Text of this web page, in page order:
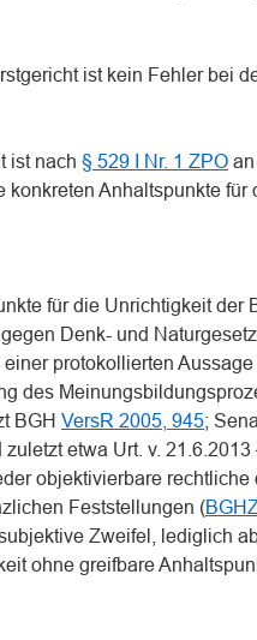
ist kein Fehler bei
ist nach § 529 I Nr. 1 ZPO
konkreten Anhaltspunkte
für die Unrichtigkeit der
Denk- und
protokollierten
des
BGH VersR 2005, 945;
zuletzt etwa Urt. v. 21.6.2013
objektivierbare
Feststellungen (
Zweifel, lediglich
ohne greifbare